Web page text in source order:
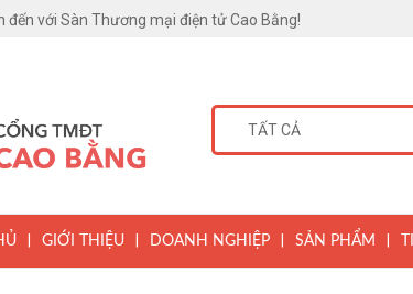
đến với Sàn Thương mại điện tử Cao Bằng!
GIỚI THIỆU DOANH NGHIỆP SẢN PHẨM